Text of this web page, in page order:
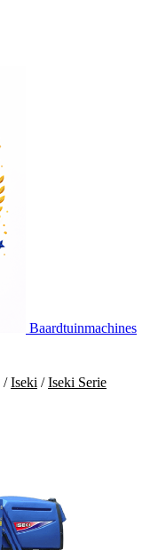
Baardtuinmachines
/Iseki /Iseki Serie